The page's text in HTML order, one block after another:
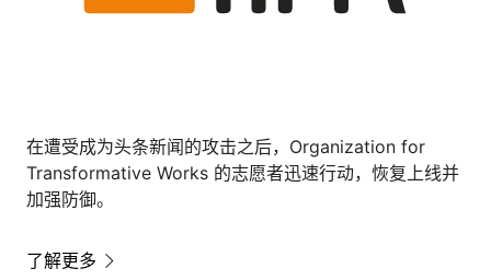
在遭受成为头条新闻的攻击之后，Organization for
Transformative Works 的志愿者迅速行动，恢复上线并
加强防御。
了解更多